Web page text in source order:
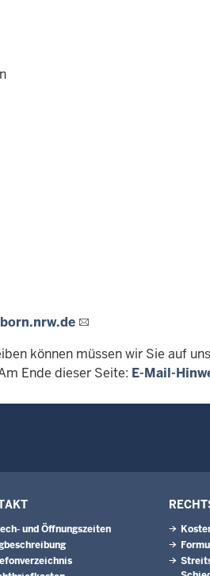
können müssen wir Sie auf
Ende dieser Seite: E-Mail-
und Öffnungszeiten